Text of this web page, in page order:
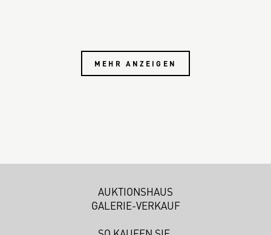
MEHR ANZEIGEN
AUKTIONSHAUS
GALERIE-VERKAUF